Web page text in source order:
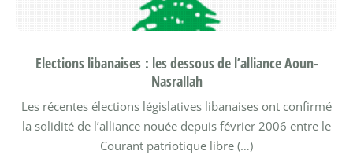
Elections libanaises : les dessous de l’alliance Aoun-
Nasrallah
Les récentes élections législatives libanaises ont confirmé
la solidité de l’alliance nouée depuis février 2006 entre le
Courant patriotique libre (…)